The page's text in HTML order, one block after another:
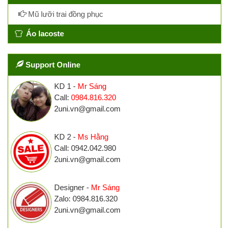
Mũ lưỡi trai đồng phục
Áo lacoste
Support Online
KD 1 - Mr Sáng
Call: 0984.816.320
2uni.vn@gmail.com
KD 2 - Ms Hằng
Call: 0942.042.980
2uni.vn@gmail.com
Designer - Mr Sáng
Zalo: 0984.816.320
2uni.vn@gmail.com